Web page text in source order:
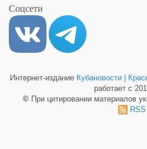
Соцсети
Интернет-издание Кубановости |
работает с
© При цитировании материалов
RSS